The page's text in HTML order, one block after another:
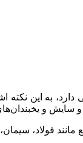
دارد، به این
و سایش و
مانند فولاد،